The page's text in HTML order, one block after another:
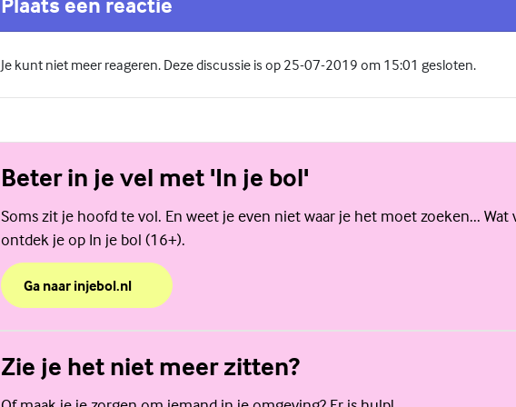
Je kunt niet meer reageren. Deze discussie is op 25-07-2019 om 15:01 gesloten.
Beter in je vel met 'In je bol'
Soms zit je hoofd te vol. En weet je even niet waar je het moet zoeken...
ontdek je op In je bol (16+).
Ga naar injebol.nl
over Beter in je vel met 'In je bol'
Zie je het niet meer zitten?